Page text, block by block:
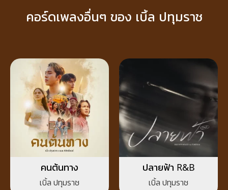
คอร์ดเพลงอื่นๆ ของ เบิ้ล ปทุมราช
คนต้นทาง
เบิ้ล ปทุมราช
ปลายฟ้า R&B
เบิ้ล ปทุมราช